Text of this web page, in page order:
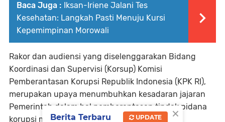
Baca Juga : Iksan-Iriene Jalani Tes
Kesehatan: Langkah Pasti Menuju Kursi
Kepemimpinan Morowali
Rakor dan audiensi yang diselenggarakan Bidang
Koordinasi dan Supervisi (Korsup) Komisi
Pemberantasan Korupsi Republik Indonesia (KPK RI),
merupakan upaya menumbuhkan kesadaran jajaran
Pemerintah dalam hal pemberantasan tindak pidana
korupsi menyeluruh di segala lini dan secara×
Berita Terbaru UPDATE